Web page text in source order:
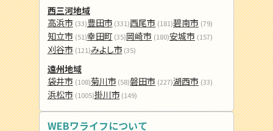
西三河地域
高浜市 (33)豊田市 (331)西尾市 (181)碧南市 (79)
知立市 (51)幸田町 (35)岡崎市 (180)安城市 (157)
刈谷市 (121)みよし市 (35)
遠州地域
袋井市 (108)菊川市 (58)磐田市 (227)湖西市 (33)
浜松市 (1005)掛川市 (149)
WEBワライフについて